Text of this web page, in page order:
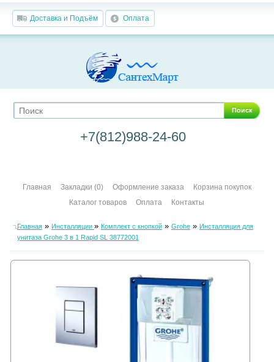
Доставка и Подъём Оплата
Поиск
+7(812)988-24-60
Главная Закладки (0) Оформление заказа
Корзина покупок
Каталог товаров
Оплата Контакты
Главная» Инсталляции » Комплект с кнопкой» Grohe» Инсталляция для
унитаза Grohe 3 в 1 Rapid SL 38772001